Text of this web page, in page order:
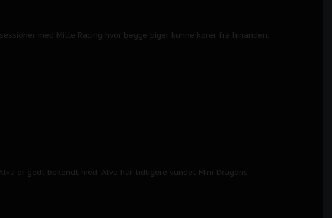
med Mille Racing hvor begge piger kunne kører fra hinanden.
er godt bekendt med, Alva har tidligere vundet Mini-Dragons